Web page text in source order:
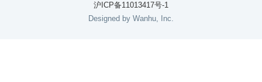
沪ICP备11013417号-1
Designed by Wanhu, Inc.